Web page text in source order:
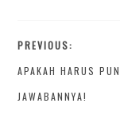
PREVIOUS:
APAKAH HARUS
JAWABANNYA!